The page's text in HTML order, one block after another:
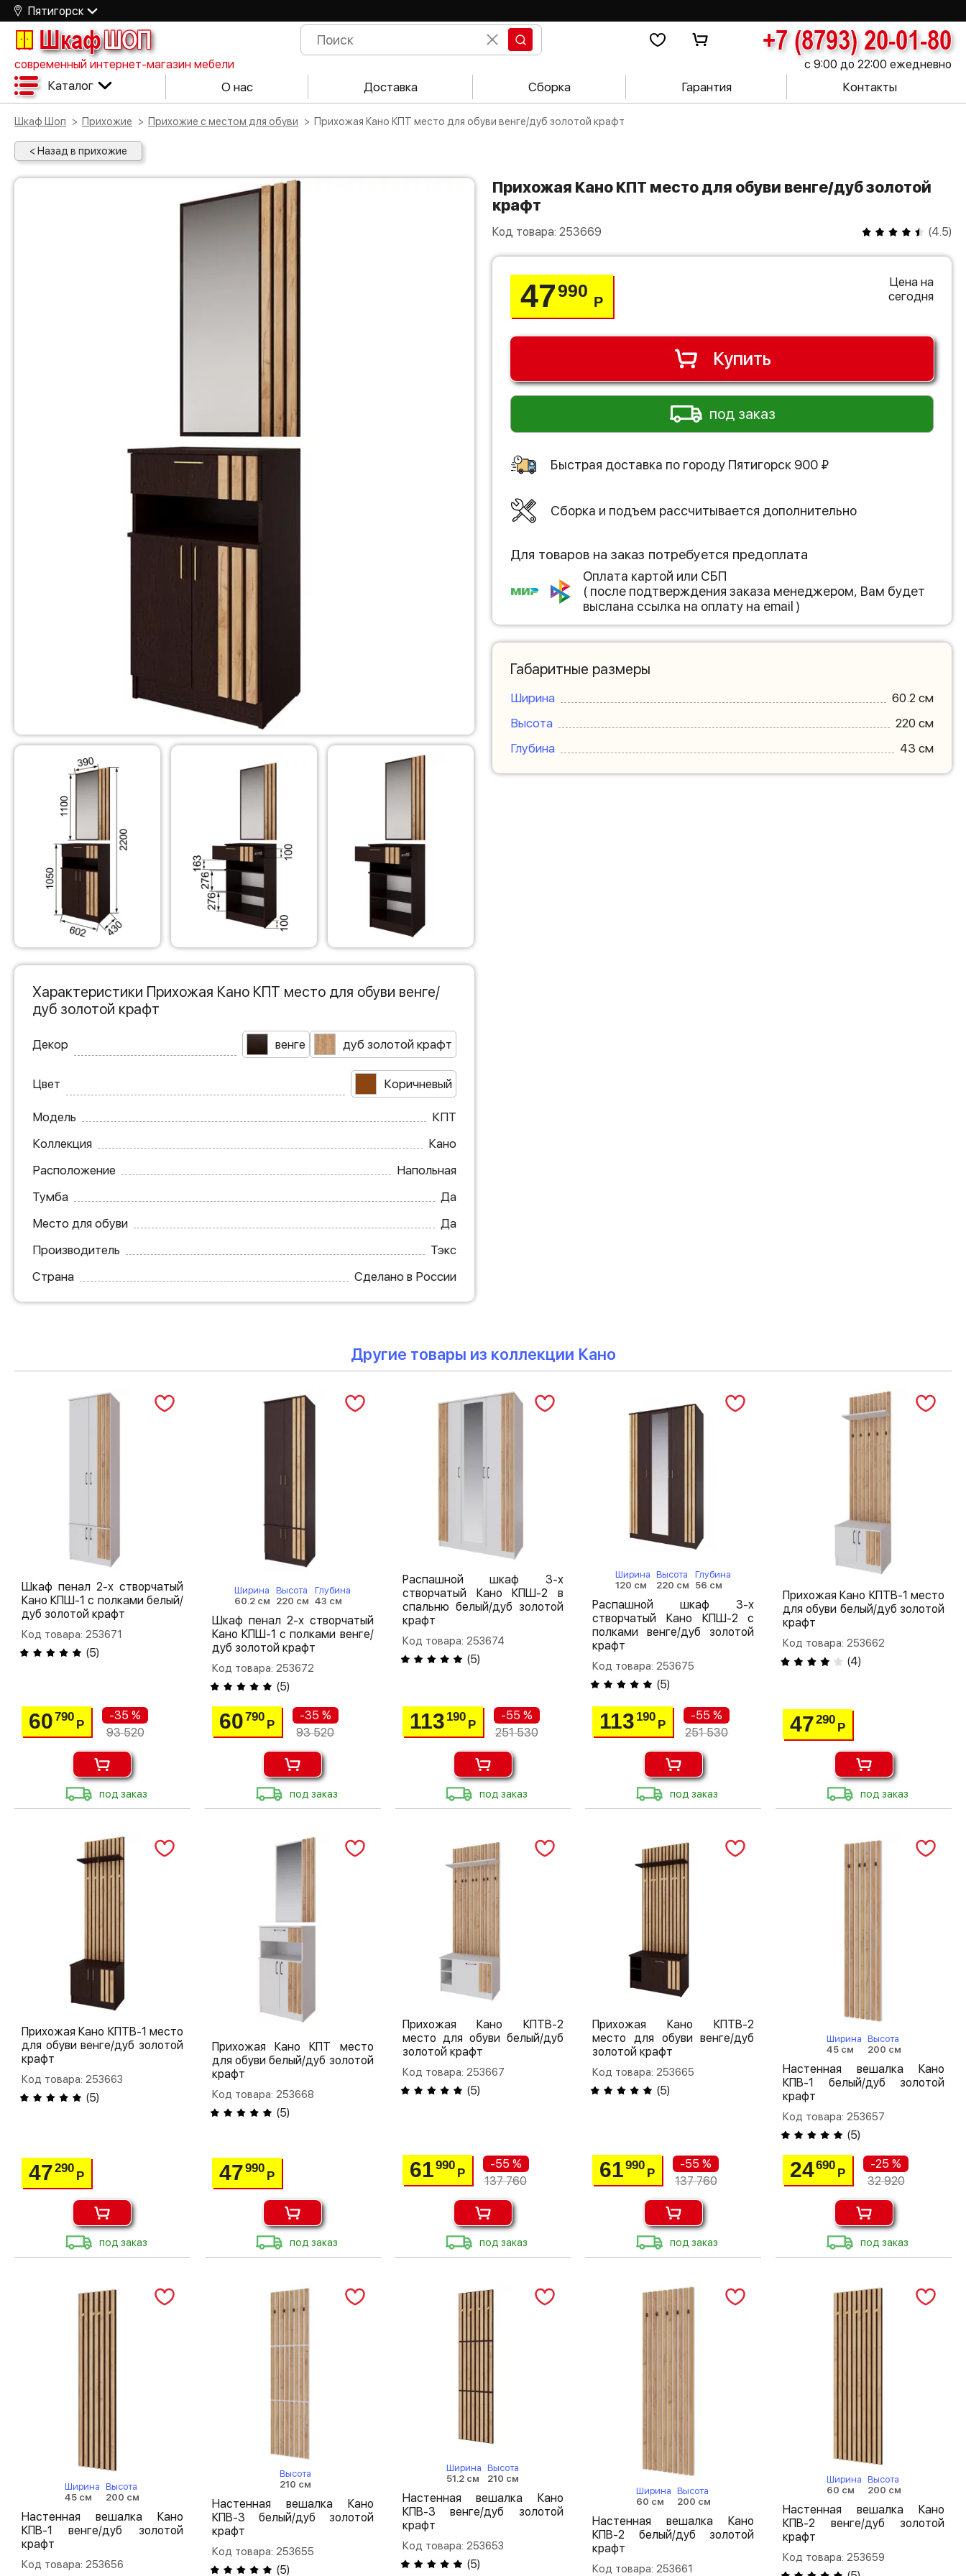
Пятигорск
ШкафШОП +7 (8793) 20-01-80
современный интернет-магазин мебели с 9:00 до 22:00 ежедневно
Каталог О нас Доставка Сборка Гарантия Контакты
Шкаф Шоп Прихожие Прихожие с местом для обуви Прихожая Кано КПТ место для обуви венге/дуб золотой крафт
< Назад в прихожие
Прихожая Кано КПТ место для обуви венге/дуб золотой
крафт
Код товара: 253669 (4.5)
47990
Р
Цена на
сегодня
Купить
под заказ
Быстрая доставка по городу Пятигорск 900 ₽
Сборка и подъем рассчитывается дополнительно
Для товаров на заказ потребуется предоплата
Оплата картой или СБП
( после подтверждения заказа менеджером, Вам будет
выслана ссылка на оплату на email )
Габаритные размеры
Ширина
60.2 см
Высота
220 см
Глубина
43 см
Характеристики Прихожая Кано КПТ место для обуви венге/
дуб золотой крафт
Декор венге дуб золотой крафт
Цвет Коричневый
Модель
КПТ
Коллекция
Кано
Расположение
Напольная
Тумба
Да
Место для обуви
Да
Производитель
Тэкс
Страна
Сделано в России
Другие товары из коллекции Кано
Шкаф пенал 2-х створчатый
Кано КПШ-1 с полками белый/
дуб золотой крафт
Код товара: 253671
(5)
60790
Р
-35 %
93 520
под заказ
Ширина
60.2 см
Высота
220 см
Глубина
43 см
Шкаф пенал 2-х створчатый
Кано КПШ-1 с полками венге/
дуб золотой крафт
Код товара: 253672
(5)
60790
Р
-35 %
93 520
под заказ
Распашной шкаф 3-х
створчатый Кано КПШ-2 в
спальню белый/дуб золотой
крафт
Код товара: 253674
(5)
113 190
Р
-55 %
251 530
под заказ
Ширина
120 см
Высота
220 см
Глубина
56 см
Распашной шкаф 3-х
створчатый Кано КПШ-2 с
полками венге/дуб золотой
крафт
Код товара: 253675
(5)
113 190
Р
-55 %
251 530
под заказ
Прихожая Кано КПТВ-1 место
для обуви белый/дуб золотой
крафт
Код товара: 253662
(4)
47290
Р
под заказ
Прихожая Кано КПТВ-1 место
для обуви венге/дуб золотой
крафт
Код товара: 253663
(5)
47290
Р
под заказ
Прихожая Кано КПТ место
для обуви белый/дуб золотой
крафт
Код товара: 253668
(5)
47990
Р
под заказ
Прихожая Кано КПТВ-2
место для обуви белый/дуб
золотой крафт
Код товара: 253667
(5)
61990
Р
-55 %
137 760
под заказ
Прихожая Кано КПТВ-2
место для обуви венге/дуб
золотой крафт
Код товара: 253665
(5)
61990
Р
-55 %
137 760
под заказ
Ширина
45 см
Высота
200 см
Настенная вешалка Кано
КПВ-1 белый/дуб золотой
крафт
Код товара: 253657
(5)
24690
Р
-25 %
32 920
под заказ
Ширина
45 см
Высота
200 см
Настенная вешалка Кано
КПВ-1 венге/дуб золотой
крафт
Код товара: 253656
Высота
210 см
Настенная вешалка Кано
КПВ-3 белый/дуб золотой
крафт
Код товара: 253655
(5)
Ширина
51.2 см
Высота
210 см
Настенная вешалка Кано
КПВ-3 венге/дуб золотой
крафт
Код товара: 253653
(5)
Ширина
60 см
Высота
200 см
Настенная вешалка Кано
КПВ-2 белый/дуб золотой
крафт
Код товара: 253661
Ширина
60 см
Высота
200 см
Настенная вешалка Кано
КПВ-2 венге/дуб золотой
крафт
Код товара: 253659